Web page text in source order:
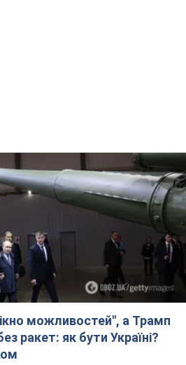
можливостей", а Трамп
ракет: як бути Україні?